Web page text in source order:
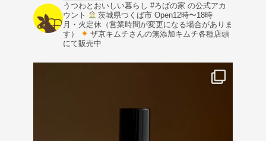
うつわとおいしい暮らし #ろばの家 の公式アカ
ウント
茨城県つくば市 Open12時〜18時
月・火定休（営業時間が変更になる場合がありま
す）
ザ京キムチさんの無添加キムチ各種店頭
にて販売中